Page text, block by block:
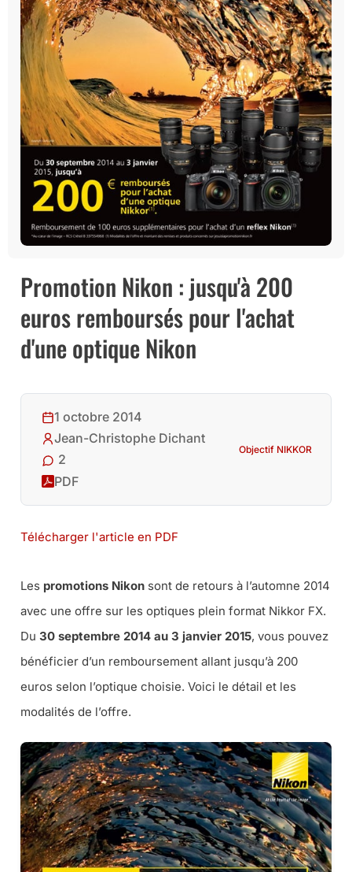
Promotion Nikon : jusqu'à 200
euros remboursés pour l'achat
d'une optique Nikon
1 octobre 2014
Jean-Christophe Dichant
2
PDF
Objectif NIKKOR
Télécharger l'article en PDF
Les promotions Nikon sont de retours à l’automne 2014
avec une offre sur les optiques plein format Nikkor FX.
Du 30 septembre 2014 au 3 janvier 2015, vous pouvez
bénéficier d’un remboursement allant jusqu’à 200
euros selon l’optique choisie. Voici le détail et les
modalités de l’offre.